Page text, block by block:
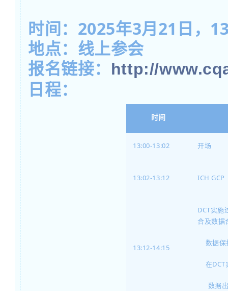
时间：2025年3月21日，
地点：线上参会
报名链接：
http://
日程：
时间
13:00-13:02 开场
13:02-13:12 ICH
13:12-14:15
DCT实施
合及数据
数据
在
数据